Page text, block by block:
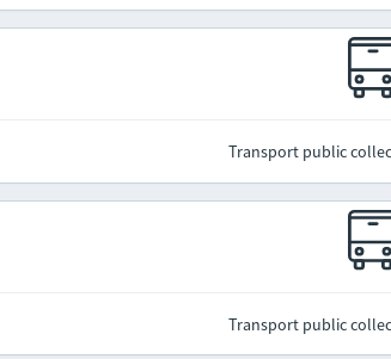
Transport public
Transport public